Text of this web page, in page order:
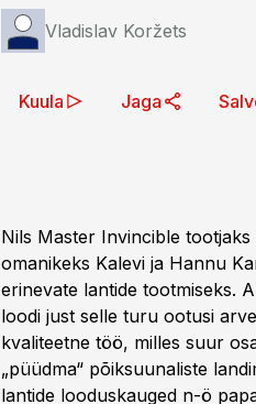
Vladislav Koržets
Kuula Jaga
Nils Master Invincible
omanikeks Kalevi ja Hannu
erinevate lantide tootmiseks.
loodi just selle turu ootusi
kvaliteetne töö, milles suur
„püüdma“ põiksuunaliste
lantide looduskauged n-ö